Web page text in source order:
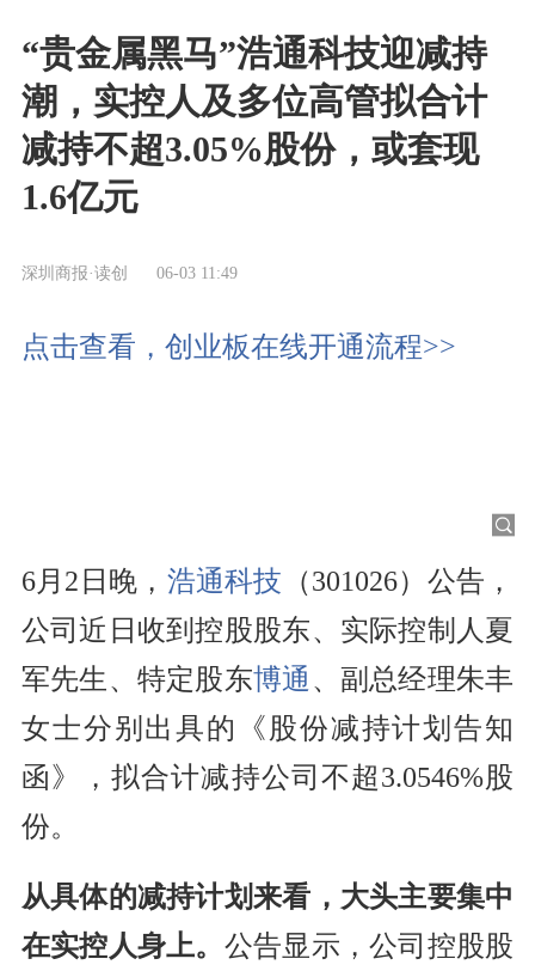
“贵金属黑马”浩通科技迎减持
潮，实控人及多位高管拟合计
减持不超3.05%股份，或套现
1.6亿元
深圳商报·读创 06-03 11:49
点击查看，创业板在线开通流程>>
6月2日晚， 浩通科技 （301026）公告，
公司近日收到控股股东、实际控制人夏
军先生、特定股东博通 、副总经理朱丰
女士分别出具的《股份减持计划告知
函》，拟合计减持公司不超3.0546%股
份。
从具体的减持计划来看，大头主要集中
在实控人身上。 公告显示，公司控股股